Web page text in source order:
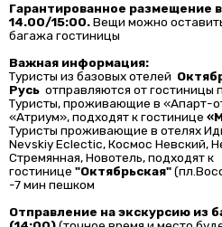
Гарантированное размещение
14.00/15:00.Вещи можно
багажа гостиницы
Важная информация:
Туристы из базовых отелей
Русь отправляются от гостиницы
Туристы, проживающие в «Апарт-
«Атриум», подходят к гостинице
Туристы проживающие в отелях
Nevskiy Eclectic, Космос Невский,
Стремянная, Новотель, подходят к
гостинице "Октябрьская"
-7 мин пешком
Отправление на экскурсию из